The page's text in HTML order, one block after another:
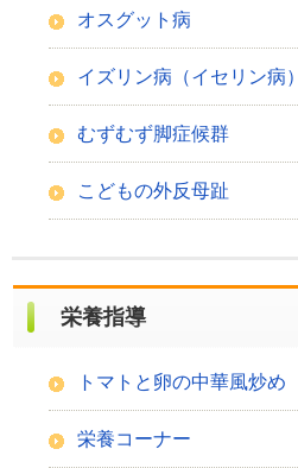
オスグット病
イズリン病（イセリン病）
むずむず脚症候群
こどもの外反母趾
栄養指導
トマトと卵の中華風炒め
栄養コーナー